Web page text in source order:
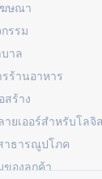
ฆษณา
รรม
าล
ร้านอาหาร
สร้าง
ยเออร์สำหรับโลจิ
าธารณูปโภค
องลูกค้า